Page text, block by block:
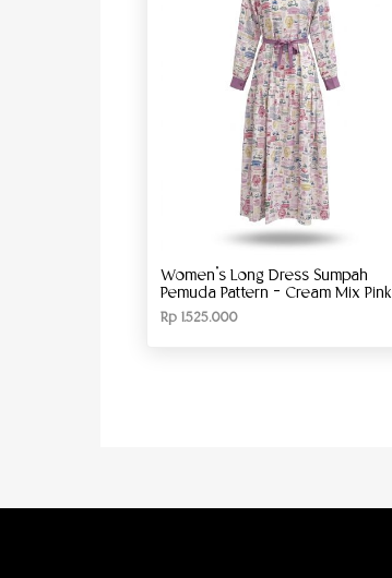
Women’s Long Dress Sumpah
Pemuda Pattern – Cream Mix Pink
Rp 1.525.000